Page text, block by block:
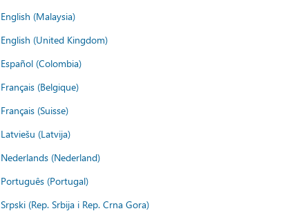
English (Malaysia)
English (United Kingdom)
Español (Colombia)
Français (Belgique)
Français (Suisse)
Latviešu (Latvija)
Nederlands (Nederland)
Português (Portugal)
Srpski (Rep. Srbija i Rep. Crna Gora)